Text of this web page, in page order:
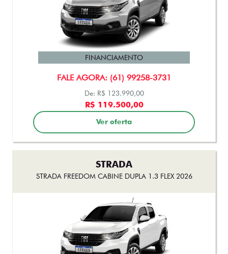
FALE AGORA: (61) 99258-3731
FINANCIAMENTO
De: R$ 123.990,00
R$ 119.500,00
Ver oferta
STRADA
STRADA FREEDOM CABINE DUPLA 1.3 FLEX 2026